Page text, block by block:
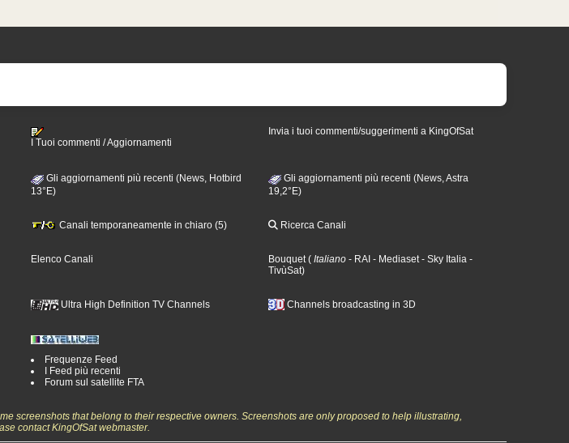
I Tuoi commenti / Aggiornamenti
Invia i tuoi commenti/suggerimenti a KingOfSat
Gli aggiornamenti più recenti (News, Hotbird
13°E)
Gli aggiornamenti più recenti (News, Astra
19,2°E)
Canali temporaneamente in chiaro (5) Ricerca Canali
Elenco Canali Bouquet ( Italiano - RAI - Mediaset - Sky Italia -
TivùSat)
Ultra High Definition TV Channels Channels broadcasting in 3D
Frequenze Feed
I Feed più recenti
Forum sul satellite FTA
screenshots that belong to their respective owners. Screenshots are only proposed to help illustrating,
contact KingOfSat webmaster.